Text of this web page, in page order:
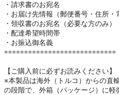
・請求書のお宛名
・お届け先情報（郵便番号・住所・
・領収書のお宛名（必要な方のみ）
・配達希望時間帯
・お振込御名義
============================
【ご購入前に必ずお読みください】
※本製品は海外（トルコ）からの直
の段階で、外箱（パッケージ）に